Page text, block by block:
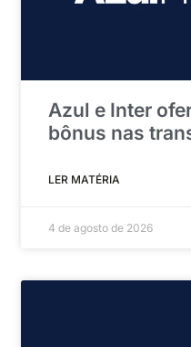
Azul e Inter
bônus nas
LER MATÉRIA
4 de agosto de 2026